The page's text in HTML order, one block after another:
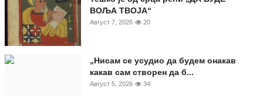
ВОЉА ТВОЈА“
Август 7, 2026 20
„Нисам се усудио да будем онакав
какав сам створен да б...
Август 5, 2026 34